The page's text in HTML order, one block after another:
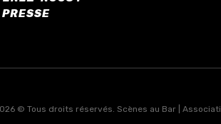
PRESSE
© Tous droits réservés. Scènes au Bar |